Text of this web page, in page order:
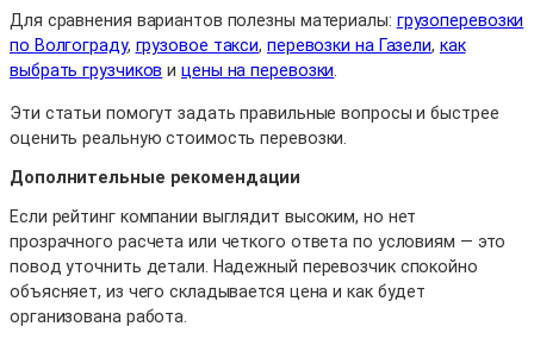
Для сравнения вариантов полезны материалы: грузоперевозки
по Волгограду, грузовое такси, перевозки на Газели, как
выбрать грузчиков ицены на перевозки.
Эти статьи помогут задать правильные вопросы и быстрее
оценить реальную стоимость перевозки.
Дополнительные рекомендации
Если рейтинг компании выглядит высоким, но нет
прозрачного расчета или четкого ответа по условиям — это
повод уточнить детали. Надежный перевозчик спокойно
объясняет, из чего складывается цена и как будет
организована работа.